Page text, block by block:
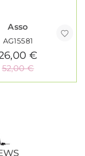
Asso
AG15581
€
52,00 €